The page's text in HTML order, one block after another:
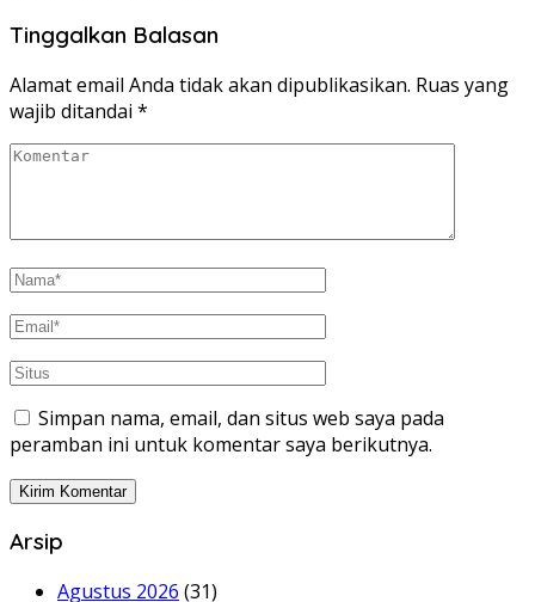
Tinggalkan Balasan
Alamat email Anda tidak akan dipublikasikan. Ruas yang
wajib ditandai *
Simpan nama, email, dan situs web saya pada
peramban ini untuk komentar saya berikutnya.
Arsip
Agustus 2026 (31)